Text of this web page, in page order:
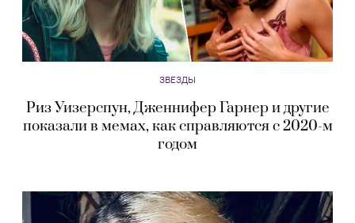
ЗВЕЗДЫ
Риз Уизерспун, Дженнифер Гарнер и другие
показали в мемах, как справляются с 2020-м
годом